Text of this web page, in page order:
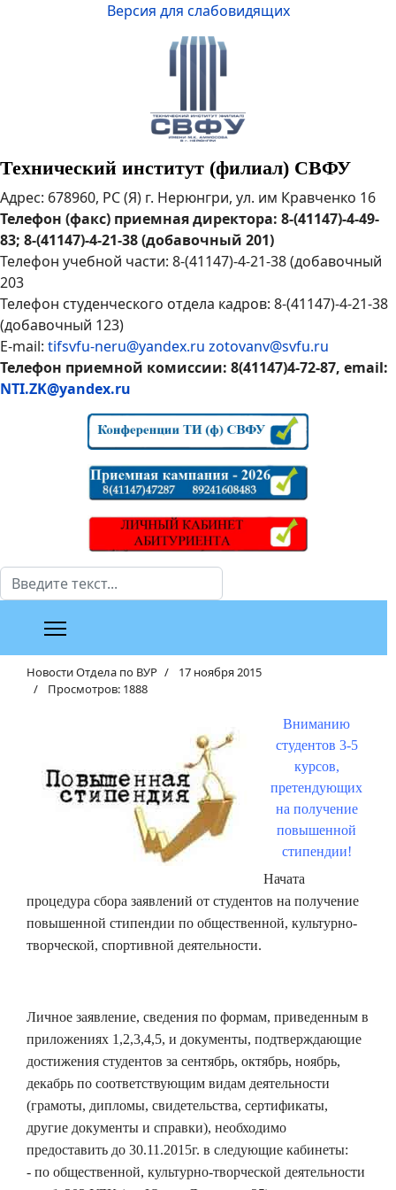
Версия для слабовидящих
Технический институт (филиал) СВФУ
Адрес: 678960, РС (Я) г. Нерюнгри, ул. им Кравченко 16
Телефон (факс) приемная директора: 8-(41147)-4-49-
83; 8-(41147)-4-21-38 (добавочный 201)
Телефон учебной части: 8-(41147)-4-21-38 (добавочный
203
Телефон студенческого отдела кадров: 8-(41147)-4-21-38
(добавочный 123)
E-mail: tifsvfu-neru@yandex.ru zotovanv@svfu.ru
Телефон приемной комиссии: 8(41147)4-72-87, email:
NTI.ZK@yandex.ru
Поиск
Новости Отдела по ВУР
17 ноября 2015
Просмотров: 1888
Вниманию
студентов 3-5
курсов,
претендующих
на получение
повышенной
стипендии!
Начата
процедура сбора заявлений от студентов на получение
повышенной стипендии по общественной, культурно-
творческой, спортивной деятельности.
Личное заявление, сведения по формам, приведенным в
приложениях 1,2,3,4,5, и документы, подтверждающие
достижения студентов за сентябрь, октябрь, ноябрь,
декабрь по соответствующим видам деятельности
(грамоты, дипломы, свидетельства, сертификаты,
другие документы и справки), необходимо
предоставить до 30.11.2015г. в следующие кабинеты:
- по общественной, культурно-творческой деятельности